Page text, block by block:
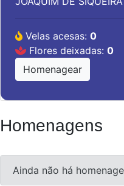
Velas acesas: 0
Flores deixadas: 0
Homenagear
Homenagens
Ainda não há